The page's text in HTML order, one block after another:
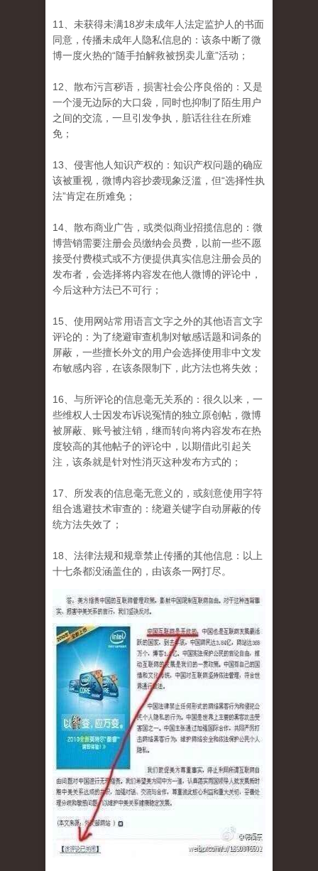
11、未获得未满18岁未成年人法定监护人的书面
同意，传播未成年人隐私信息的：该条中断了微
博一度火热的“随手拍解救被拐卖儿童”活动；
12、散布污言秽语，损害社会公序良俗的：又是
一个漫无边际的大口袋，同时也抑制了陌生用户
之间的交流，一旦引发争执，脏话往往在所难
免；
13、侵害他人知识产权的：知识产权问题的确应
该被重视，微博内容抄袭现象泛滥，但“选择性执
法”肯定在所难免；
14、散布商业广告，或类似商业招揽信息的：微
博营销需要注册会员缴纳会员费，以前一些不愿
接受付费模式或不方便提供真实信息注册会员的
发布者，会选择将内容发在他人微博的评论中，
今后这种方法已不可行；
15、使用网站常用语言文字之外的其他语言文字
评论的：为了绕避审查机制对敏感话题和词条的
屏蔽，一些擅长外文的用户会选择使用非中文发
布敏感内容，在该条限制下，此方法也将失效；
16、与所评论的信息毫无关系的：很久以来，一
些维权人士因发布诉说冤情的独立原创帖，微博
被屏蔽、账号被注销，继而转向将内容发布在热
度较高的其他帖子的评论中，以期借此引起关
注，该条就是针对性消灭这种发布方式的；
17、所发表的信息毫无意义的，或刻意使用字符
组合逃避技术审查的：绕避关键字自动屏蔽的传
统方法失效了；
18、法律法规和规章禁止传播的其他信息：以上
十七条都没涵盖住的，由该条一网打尽。
wen_wei_tu_.jpg